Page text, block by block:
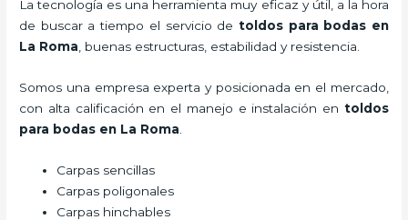
La tecnología es una herramienta muy eficaz y útil, a la hora
de buscar a tiempo el servicio de toldos para bodas en
La Roma , buenas estructuras, estabilidad y resistencia.
Somos una empresa experta y posicionada en el mercado,
con alta calificación en el manejo e instalación en toldos
para bodas en La Roma
Carpas sencillas
Carpas poligonales
Carpas hinchables